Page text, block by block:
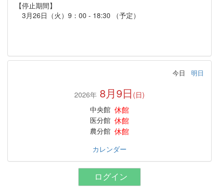
【停止期間】
3月26日（火）9：00 - 18:30 （予定）
今日 明日
2026年 8月9日 (日)
中央館 休館
医分館 休館
農分館 休館
カレンダー
ログイン